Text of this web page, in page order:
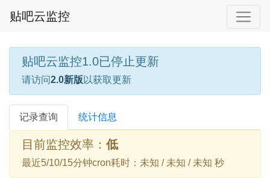
贴吧云监控
贴吧云监控1.0已停止更新
请访问2.0新版 以获取更新
记录查询 统计信息
目前监控效率： 低
最近5/10/15分钟cron耗时：未知 / 未知 / 未知 秒